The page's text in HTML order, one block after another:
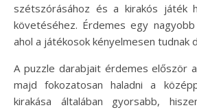
szétszórásához és a kirakós játék
követéséhez. Érdemes egy
ahol a játékosok kényelmesen tudnak
A puzzle darabjait érdemes először
majd fokozatosan haladni a
kirakása általában gyorsabb,